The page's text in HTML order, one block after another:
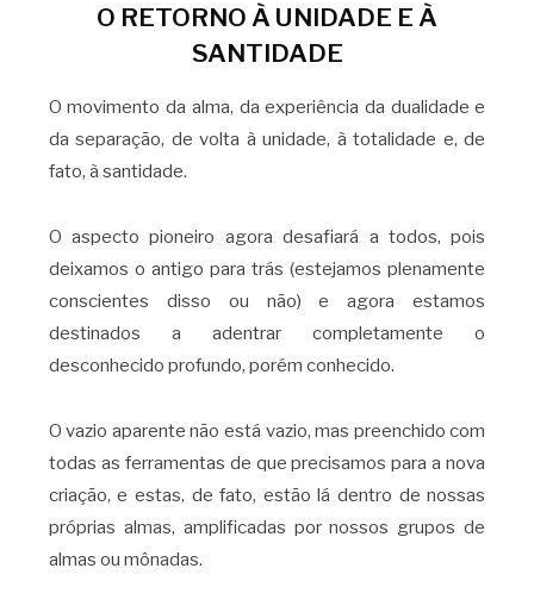
O RETORNO À UNIDADE E À
SANTIDADE
O movimento da alma, da experiência da dualidade e
da separação, de volta à unidade, à totalidade e, de
fato, à santidade.
O aspecto pioneiro agora desafiará a todos, pois
deixamos o antigo para trás (estejamos plenamente
conscientes disso ou não) e agora estamos
destinados a adentrar completamente o
desconhecido profundo, porém conhecido.
O vazio aparente não está vazio, mas preenchido com
todas as ferramentas de que precisamos para a nova
criação, e estas, de fato, estão lá dentro de nossas
próprias almas, amplificadas por nossos grupos de
almas ou mônadas.